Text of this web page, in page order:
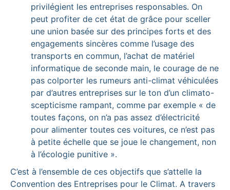
privilégient les entreprises responsables. On
peut profiter de cet état de grâce pour sceller
une union basée sur des principes forts et des
engagements sincères comme l’usage des
transports en commun, l’achat de matériel
informatique de seconde main, le courage de ne
pas colporter les rumeurs anti-climat véhiculées
par d’autres entreprises sur le ton d’un climato-
scepticisme rampant, comme par exemple « de
toutes façons, on n’a pas assez d’électricité
pour alimenter toutes ces voitures, ce n’est pas
à petite échelle que se joue le changement, non
à l’écologie punitive ».
C’est à l’ensemble de ces objectifs que s’attelle la
Convention des Entreprises pour le Climat. A travers